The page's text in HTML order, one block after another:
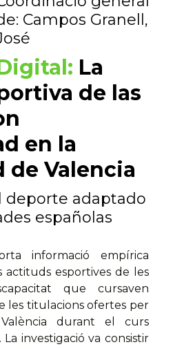
Campos Granell,
La
de las
en la
de Valencia
deporte adaptado
españolas
informació empírica
actituds esportives de les
que cursaven
les titulacions ofertes per
durant el curs
La investigació va consistir